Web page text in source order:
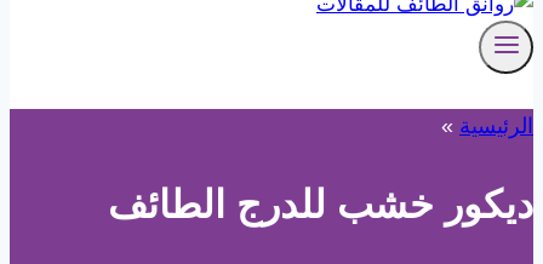
الرئيسية »
ديكور خشب للدرج الطائف